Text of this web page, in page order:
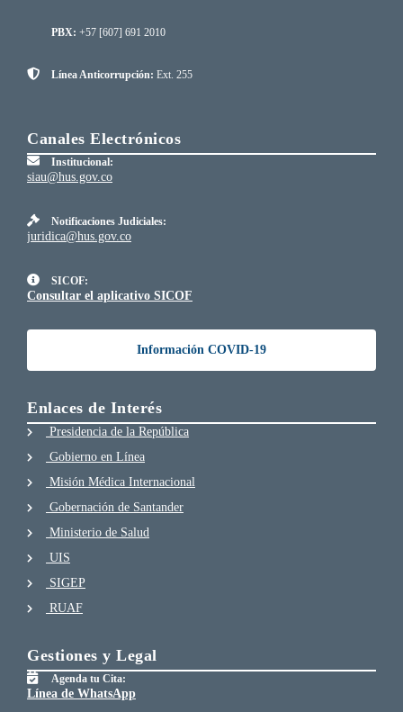
PBX: +57 [607] 691 2010
Línea Anticorrupción: Ext. 255
Canales Electrónicos
Institucional:
siau@hus.gov.co
Notificaciones Judiciales:
juridica@hus.gov.co
SICOF:
Consultar el aplicativo SICOF
Información COVID-19
Enlaces de Interés
Presidencia de la República
Gobierno en Línea
Misión Médica Internacional
Gobernación de Santander
Ministerio de Salud
UIS
SIGEP
RUAF
Gestiones y Legal
Agenda tu Cita:
Línea de WhatsApp